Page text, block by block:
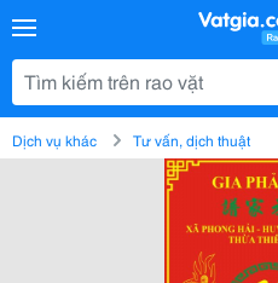
Dịch vụ khác Tư vấn, dịch thuật